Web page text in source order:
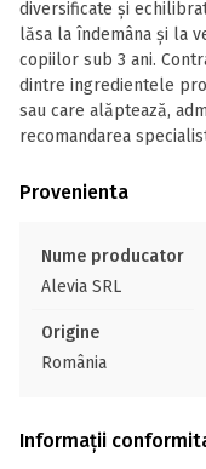
diversificate și
lăsa la îndemâna și la
copiilor sub 3 ani.
dintre ingredientele
sau care alăptează,
recomandarea
Provenienta
Nume producator
Alevia SRL
Origine
România
Informații